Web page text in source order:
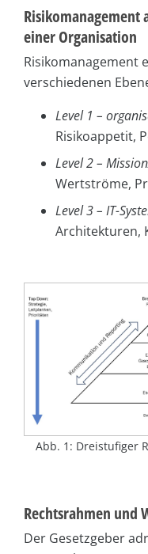
Risikomanagement
einer Organisation
Risikomanagement
verschiedenen
Level 1 –
Risikoappetit,
Level 2 –
Wertströme,
Level 3 – IT-
Architekturen,
Abb. 1: Dreistufiger
Rechtsrahmen und
Der Gesetzgeber